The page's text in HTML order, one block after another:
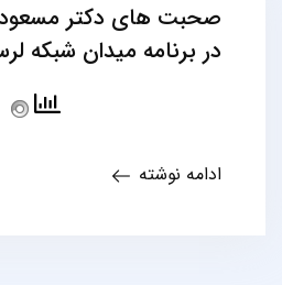
صحبت های دکتر
در برنامه میدان شبکه
ادامه نوشته